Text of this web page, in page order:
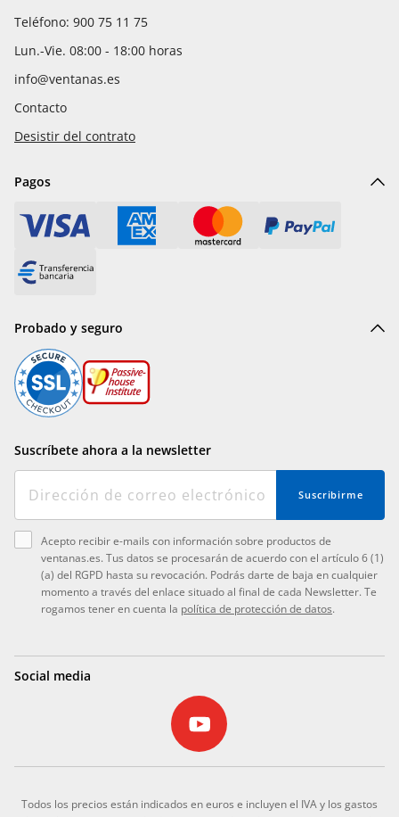
Teléfono: 900 75 11 75
Lun.-Vie. 08:00 - 18:00 horas
info@ventanas.es
Contacto
Desistir del contrato
Pagos
Probado y seguro
Suscríbete ahora a la newsletter
Suscribirme
Acepto recibir e-mails con información sobre productos de
ventanas.es. Tus datos se procesarán de acuerdo con el artículo 6 (1)
(a) del RGPD hasta su revocación. Podrás darte de baja en cualquier
momento a través del enlace situado al final de cada Newsletter. Te
rogamos tener en cuenta la política de protección de datos.
Social media
Todos los precios están indicados en euros e incluyen el IVA y los gastos